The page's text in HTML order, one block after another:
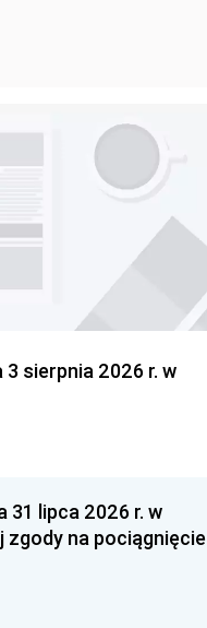
3 sierpnia 2026 r. w
31 lipca 2026 r. w
zgody na pociągnięcie